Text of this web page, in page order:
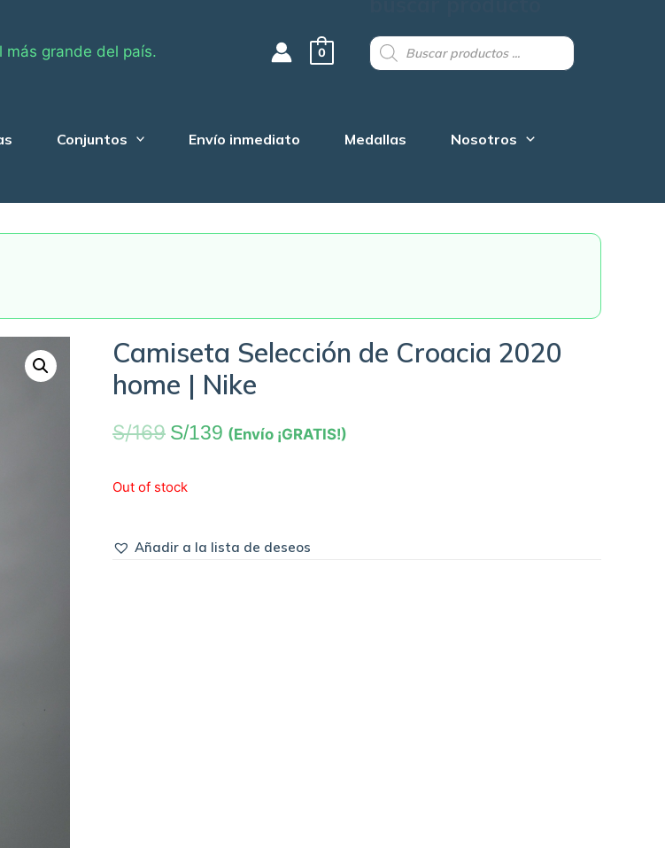
grande del país. 0
Products
search
Conjuntos Envío inmediato Medallas Nosotros
Camiseta Selección de Croacia 2020
home | Nike
S/169 S/139 (Envío ¡GRATIS!)
Out of stock
Añadir a la lista de deseos